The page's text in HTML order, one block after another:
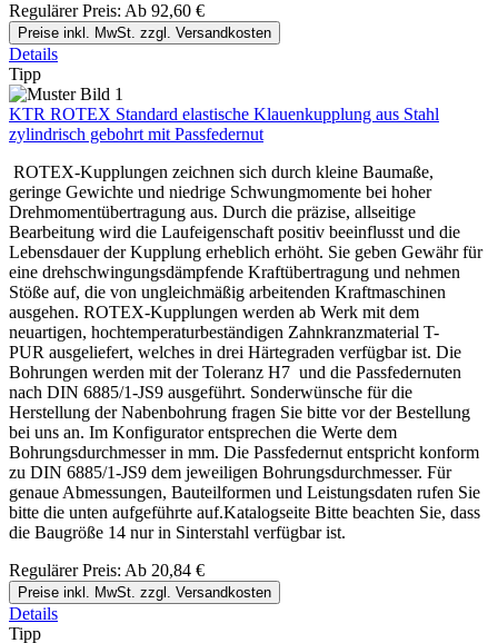
Regulärer Preis: Ab 92,60 €
Preise inkl. MwSt. zzgl. Versandkosten
Details
Tipp
KTR ROTEX Standard elastische Klauenkupplung aus Stahl
zylindrisch gebohrt mit Passfedernut
ROTEX-Kupplungen zeichnen sich durch kleine Baumaße,
geringe Gewichte und niedrige Schwungmomente bei hoher
Drehmomentübertragung aus. Durch die präzise, allseitige
Bearbeitung wird die Laufeigenschaft positiv beeinflusst und die
Lebensdauer der Kupplung erheblich erhöht. Sie geben Gewähr für
eine drehschwingungsdämpfende Kraftübertragung und nehmen
Stöße auf, die von ungleichmäßig arbeitenden Kraftmaschinen
ausgehen. ROTEX-Kupplungen werden ab Werk mit dem
neuartigen, hochtemperaturbeständigen Zahnkranzmaterial T-
PUR ausgeliefert, welches in drei Härtegraden verfügbar ist. Die
Bohrungen werden mit der Toleranz H7 und die Passfedernuten
nach DIN 6885/1-JS9 ausgeführt. Sonderwünsche für die
Herstellung der Nabenbohrung fragen Sie bitte vor der Bestellung
bei uns an. Im Konfigurator entsprechen die Werte dem
Bohrungsdurchmesser in mm. Die Passfedernut entspricht konform
zu DIN 6885/1-JS9 dem jeweiligen Bohrungsdurchmesser. Für
genaue Abmessungen, Bauteilformen und Leistungsdaten rufen Sie
bitte die unten aufgeführte auf.Katalogseite Bitte beachten Sie, dass
die Baugröße 14 nur in Sinterstahl verfügbar ist.
Regulärer Preis: Ab 20,84 €
Preise inkl. MwSt. zzgl. Versandkosten
Details
Tipp